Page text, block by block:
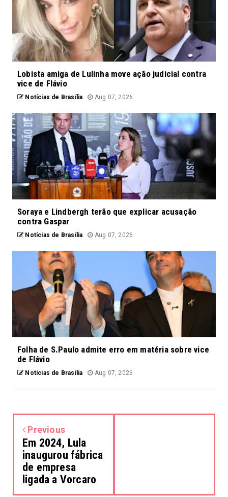
Lobista amiga de Lulinha move ação judicial contra
vice de Flávio
Notícias de Brasília Aug 07, 2026
Soraya e Lindbergh terão que explicar acusação
contra Gaspar
Notícias de Brasília Aug 07, 2026
Folha de S.Paulo admite erro em matéria sobre vice
de Flávio
Notícias de Brasília Aug 07, 2026
Previous
Em 2024, Lula
inaugurou fábrica
de empresa
ligada a Vorcaro